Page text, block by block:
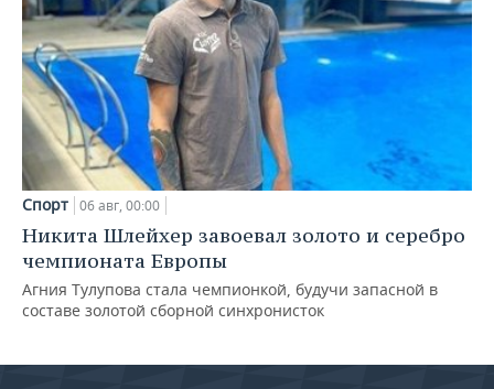
Спорт 06 авг, 00:00
Никита Шлейхер завоевал золото и серебро
чемпионата Европы
Агния Тулупова стала чемпионкой, будучи запасной в
составе золотой сборной синхронисток